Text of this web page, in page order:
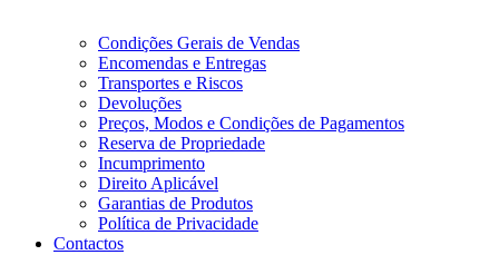
Condições Gerais de Vendas
Encomendas e Entregas
Transportes e Riscos
Devoluções
Preços, Modos e Condições de Pagamentos
Reserva de Propriedade
Incumprimento
Direito Aplicável
Garantias de Produtos
Política de Privacidade
Contactos